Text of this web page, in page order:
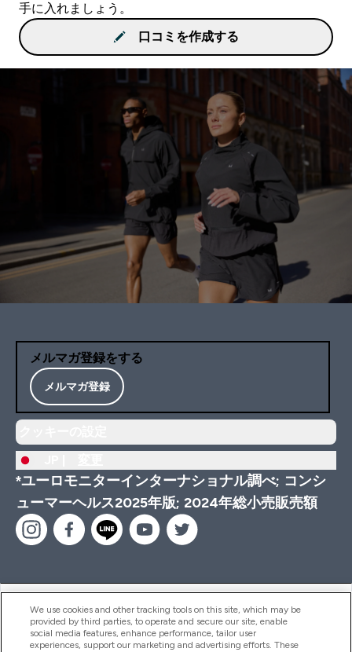
手に入れましょう。
口コミを作成する
メルマガ登録をする
メルマガ登録
*ユーロモニターインターナショナル調べ; コンシ
ューマーヘルス2025年版; 2024年総小売販売額
ヘルプ＆ガイド
We use cookies and other tracking tools on this site, which may be
provided by third parties, to operate and secure our site, enable
social media features, enhance performance, tailor user
experiences, support our marketing and advertising efforts. These